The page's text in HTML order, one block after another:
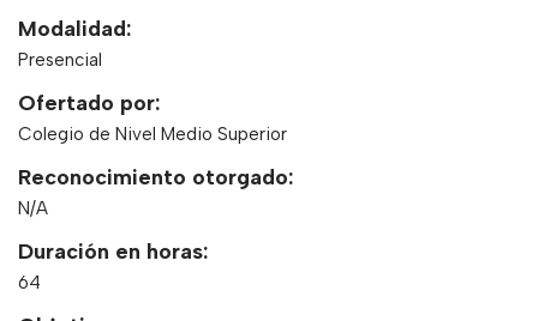
Modalidad:
Presencial
Ofertado por:
Colegio de Nivel Medio Superior
Reconocimiento otorgado:
N/A
Duración en horas:
64